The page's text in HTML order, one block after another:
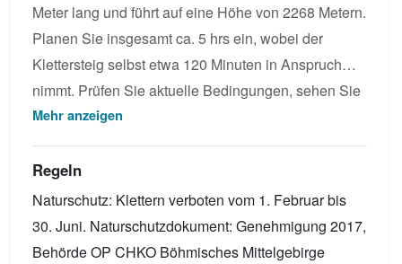
Meter lang und führt auf eine Höhe von 2268 Metern.
Planen Sie insgesamt ca. 5 hrs ein, wobei der
Klettersteig selbst etwa 120 Minuten in Anspruch
nimmt. Prüfen Sie aktuelle Bedingungen, sehen Sie
das Topo an oder laden Sie eigene Fotos für Piz da
Peres hoch.
Mehr anzeigen
Regeln
Naturschutz: Klettern verboten vom 1. Februar bis
30. Juni. Naturschutzdokument: Genehmigung 2017,
Behörde OP CHKO Böhmisches Mittelgebirge